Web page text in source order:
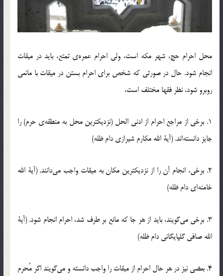
محل احرام حج، شهر مکه است، ولی احرام عمره‌ی تمتع، باید در میقات
انجام شود. حال در صورتی که شخص برای احرام بستن در میقات با مانعی
روبرو شود، نظر فقها مختلف است،
1. برخی از مراجع احرام از ادنی الحل (نزدیکترین محل به منطقه‌ی حرم) را
جایز دانسته‌اند. (آیة الله مکارم شیرازی دام ظله)
2. برخی، انجام آن را از نزدیکترین مکان به میقات واجب می‌دانند. (آیة الله
خامنه‌ای دام ظله)
3. برخی می‌گویند، باید از هر جا که مانع بر طرف شد، احرام انجام شود. (آیة
الله صافی گلپایگانی دام ظله)
4. بعضی نیز در هر حال احرام از میقات را واجب دانسته و می‌گویند اگر مُحرم